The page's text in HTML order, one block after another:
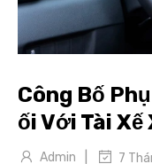
Công Bố
ối Với Tài Xế
Admin 7